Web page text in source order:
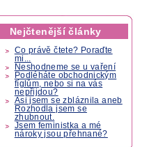
Nejčtenější články
Co právě čtete? Poraďte
mi...
Neshodneme se u vaření
Podléháte obchodnickým
fíglům, nebo si na vás
nepřijdou?
Asi jsem se zbláznila aneb
Rozhodla jsem se
zhubnout.
Jsem feministka a mé
nároky jsou přehnané?